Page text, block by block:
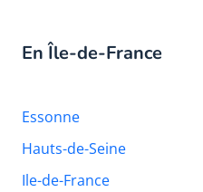
En Île-de-France
Essonne
Hauts-de-Seine
Ile-de-France